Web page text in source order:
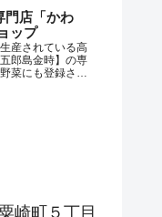
門店「かわ
ップ
産されている高
郎島金時】の専
菜にも登録され
崎町５丁目